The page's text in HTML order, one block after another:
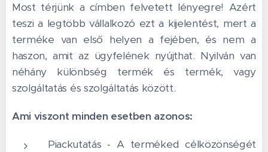
Most térjünk a címben felvetett lényegre! Azért
teszi a legtöbb vállalkozó ezt a kijelentést, mert a
terméke van első helyen a fejében, és nem a
haszon, amit az ügyfelének nyújthat. Nyilván van
néhány különbség termék és termék, vagy
szolgáltatás és szolgáltatás között.
Ami viszont minden esetben azonos:
Piackutatás - A terméked célközönségét